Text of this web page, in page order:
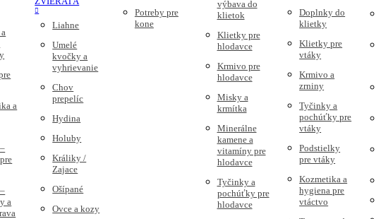
a
a
Liahne
Umelé
kvočky a
vyhrievanie
Chov
prepelíc
Hydina
Holuby
Králiky /
Zajace
Ošípané
Ovce a kozy
Potreby pre
kone
výbava do
klietok
Klietky pre
hlodavce
Krmivo pre
hlodavce
Misky a
krmítka
Minerálne
kamene a
vitamíny pre
hlodavce
Tyčinky a
pochúťky pre
hlodavce
Doplnky do
klietky
Klietky pre
vtáky
Krmivo a
zrniny
Tyčinky a
pochúťky pre
vtáky
Podstielky
pre vtáky
Kozmetika a
hygiena pre
vtáctvo